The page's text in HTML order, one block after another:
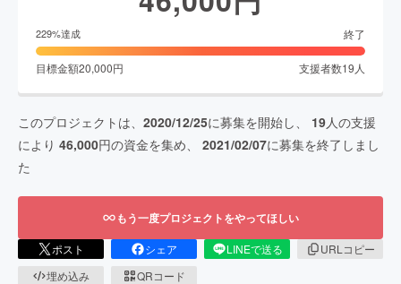
229%達成 終了
目標金額20,000円 支援者数19 人
このプロジェクトは、 2020/12/25に募集を開始し、 19人の支援
により 46,000円の資金を集め、 2021/02/07に募集を終了しまし
た
もう一度プロジェクトをやってほしい
ポスト シェア LINEで送る
URLコピー
埋め込み
QRコード